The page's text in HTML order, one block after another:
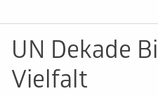
UN Dekade
Vielfalt